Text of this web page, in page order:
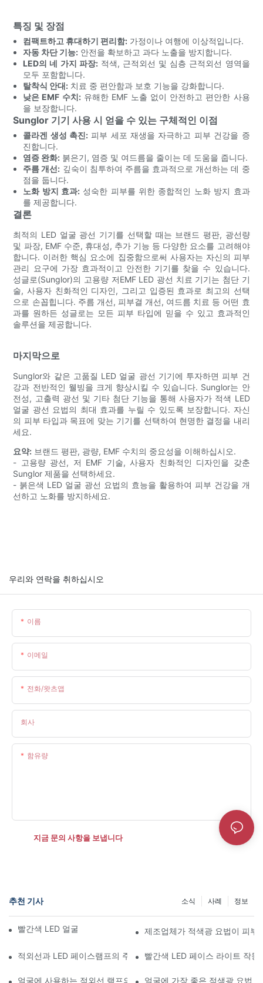
특징 및 장점
컴팩트하고 휴대하기 편리함: 가정이나 여행에 이상적입니다.
자동 차단 기능: 안전을 확보하고 과다 노출을 방지합니다.
LED의 네 가지 파장:적색, 근적외선 및 심층 근적외선 영역을
모두 포함합니다.
탈착식 안대: 치료 중 편안함과 보호 기능을 강화합니다.
낮은 EMF 수치:유해한 EMF 노출 없이 안전하고 편안한 사용
을 보장합니다.
Sunglor 기기 사용 시 얻을 수 있는 구체적인 이점
콜라겐 생성 촉진:피부 세포 재생을 자극하고 피부 건강을 증
진합니다.
염증 완화: 붉은기, 염증 및 여드름을 줄이는 데 도움을 줍니다.
주름 개선: 깊숙이 침투하여 주름을 효과적으로 개선하는 데 중
점을 둡니다.
노화 방지 효과:성숙한 피부를 위한 종합적인 노화 방지 효과
를 제공합니다.
결론
최적의 LED 얼굴 광선 기기를 선택할 때는 브랜드 평판, 광선량
및 파장, EMF 수준, 휴대성, 추가 기능 등 다양한 요소를 고려해야
합니다. 이러한 핵심 요소에 집중함으로써 사용자는 자신의 피부
관리 요구에 가장 효과적이고 안전한 기기를 찾을 수 있습니다.
성글로(Sunglor)의 고용량 저EMF LED 광선 치료 기기는 첨단 기
술, 사용자 친화적인 디자인, 그리고 입증된 효과로 최고의 선택
으로 손꼽힙니다. 주름 개선, 피부결 개선, 여드름 치료 등 어떤 효
과를 원하든 성글로는 모든 피부 타입에 믿을 수 있고 효과적인
솔루션을 제공합니다.
마지막으로
Sunglor와 같은 고품질 LED 얼굴 광선 기기에 투자하면 피부 건
강과 전반적인 웰빙을 크게 향상시킬 수 있습니다. Sunglor는 안
전성, 고출력 광선 및 기타 첨단 기능을 통해 사용자가 적색 LED
얼굴 광선 요법의 최대 효과를 누릴 수 있도록 보장합니다. 자신
의 피부 타입과 목표에 맞는 기기를 선택하여 현명한 결정을 내리
세요.
요약: 브랜드 평판, 광량, EMF 수치의 중요성을 이해하십시오.
- 고용량 광선, 저 EMF 기술, 사용자 친화적인 디자인을 갖춘
Sunglor 제품을 선택하세요.
- 붉은색 LED 얼굴 광선 요법의 효능을 활용하여 피부 건강을 개
선하고 노화를 방지하세요.
우리와 연락을 취하십시오
이름
이메일
전화/왓츠앱
회사
함유량
지금 문의 사항을 보냅니다
추천 기사 정보
사례
소식
빨간색 LED 얼굴 조명 vs 작업 조명제조업체가 적색광 요법이 피부
적외선과 LED 페이스램프의 주요 차이점은 무엇입니까?
빨간색 LED 페이스 라이트 작동
얼굴에 사용하는 적외선 램프의 편안함 수준은 무엇입니까?
얼굴에 가장 좋은 적색광 요법